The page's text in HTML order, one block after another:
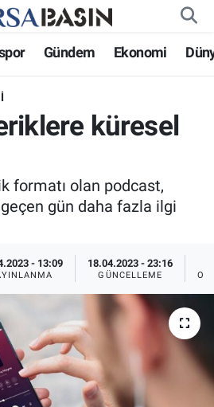
Gündem Ekonomi
küresel
formatı olan podcast,
gün daha fazla ilgi
- 13:09 18.04.2023 - 23:16
GÜNCELLEME
Haritası
ve Fikstür